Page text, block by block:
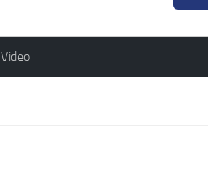
Video